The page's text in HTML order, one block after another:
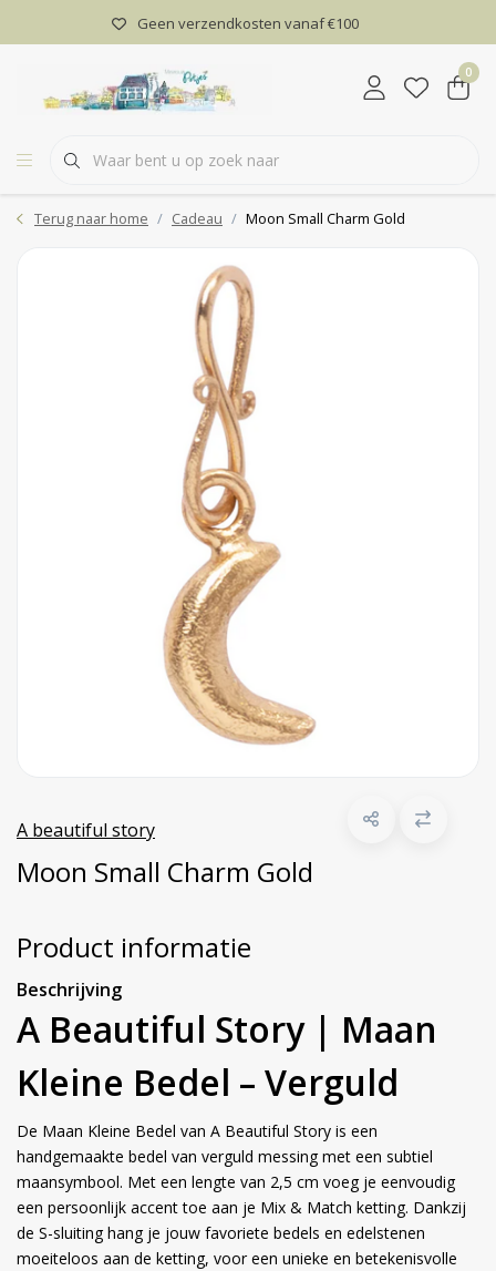
Geen verzendkosten vanaf €100
0
Terug naar home Cadeau Moon Small Charm Gold
A beautiful story
Moon Small Charm Gold
Product informatie
Beschrijving
A Beautiful Story | Maan
Kleine Bedel – Verguld
De Maan Kleine Bedel van A Beautiful Story is een
handgemaakte bedel van verguld messing met een subtiel
maansymbool. Met een lengte van 2,5 cm voeg je eenvoudig
een persoonlijk accent toe aan je Mix & Match ketting. Dankzij
de S-sluiting hang je jouw favoriete bedels en edelstenen
moeiteloos aan de ketting, voor een unieke en betekenisvolle